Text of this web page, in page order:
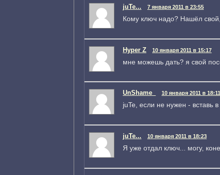
juTe... 7 января 2011 в 23:55
Кому ключ надо? Нашёл
Hyper Z 10 января 2011 в 15:17
мне можешь дать? я свой
UnShame_ 10 января 2011 в 18:11
juTe, если не нужен - вставь
juTe... 10 января 2011 в 18:23
Я уже отдал ключ... могу,